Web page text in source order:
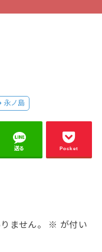
永ノ島
送る Pocket
ません。 ※ が付い